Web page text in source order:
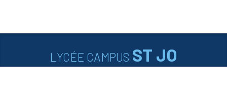
LYCÉE CAMPUS ST JO